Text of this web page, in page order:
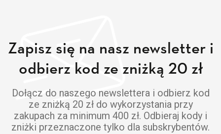
Zapisz się na nasz newsletter i
odbierz kod ze zniżką 20 zł
Dołącz do naszego newslettera i odbierz kod
ze zniżką 20 zł do wykorzystania przy
zakupach za minimum 400 zł. Odbieraj kody i
zniżki przeznaczone tylko dla subskrybentów.